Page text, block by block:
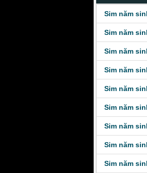
Sim năm
Sim năm
Sim năm
Sim năm
Sim năm
Sim năm
Sim năm
Sim năm
Sim năm